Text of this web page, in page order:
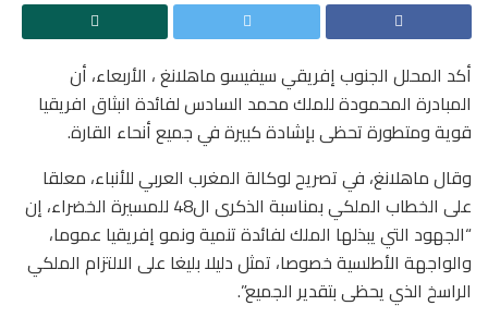
أكد المحلل الجنوب إفريقي سيفيسو ماهلانغ ، الأربعاء، أن
المبادرة المحمودة للملك محمد السادس لفائدة انبثاق افريقيا
قوية ومتطورة تحظى بإشادة كبيرة في جميع أنحاء القارة.
وقال ماهلانغ، في تصريح لوكالة المغرب العربي للأنباء، معلقا
على الخطاب الملكي بمناسبة الذكرى ال48 للمسيرة الخضراء، إن
“الجهود التي يبذلها الملك لفائدة تنمية ونمو إفريقيا عموما،
والواجهة الأطلسية خصوصا، تمثل دليلا بليغا على الالتزام الملكي
الراسخ الذي يحظى بتقدير الجميع”.